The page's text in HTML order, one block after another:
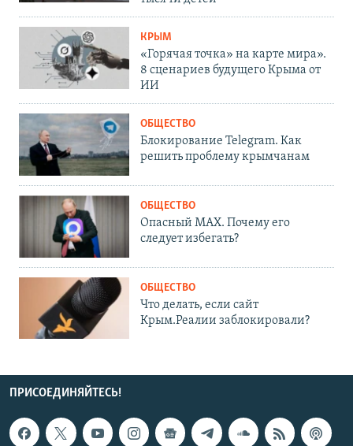
КРЫМ
«Горячая точка» на карте мира».
8 сценариев будущего Крыма от
ИИ
ОБЩЕСТВО
Блокирование Telegram. Как
решить проблему крымчанам
ОБЩЕСТВО
Опасный MAX. Почему его
следует избегать?
ОБЩЕСТВО
Что делать, если сайт
Крым.Реалии заблокировали?
ПРИСОЕДИНЯЙТЕСЬ!